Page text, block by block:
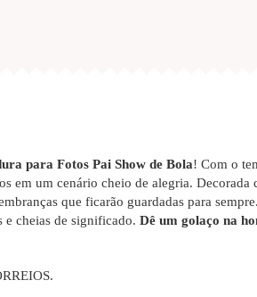
para Fotos Pai Show de Bola! Com o
em um cenário cheio de alegria. Decorada
que ficarão guardadas para
cheias de significado. Dê um golaço na